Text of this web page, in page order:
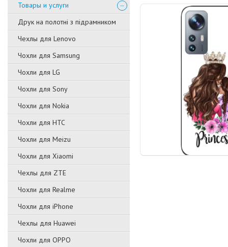
Товары и услуги
Друк на полотні з підрамником
Чехлы для Lenovo
Чохли для Samsung
Чохли для LG
Чохли для Sony
Чохли для Nokia
Чохли для HTC
Чохли для Meizu
Чохли для Xiaomi
Чехлы для ZTE
Чохли для Realme
Чохли для iPhone
Чехлы для Huawei
Чохли для OPPO